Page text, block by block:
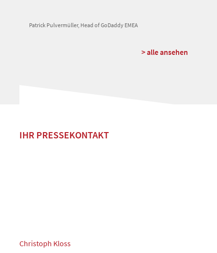
Patrick Pulvermüller, Head of GoDaddy EMEA
> alle ansehen
IHR PRESSEKONTAKT
Christoph Kloss